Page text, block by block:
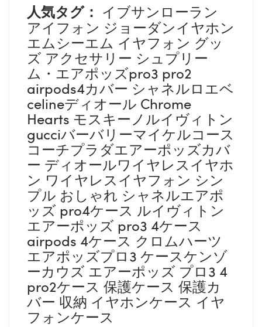
人気タグ： イブサンローラン
アイフォン ジョーダンイヤホン
エムシーエム イヤフォン グッ
ズ アクセサリー シュプリー
ム・エアポッズpro3 pro2
airpods4カバー シャネルロエベ
celineディオール Chrome
Hearts モスキーノルイヴィトン
gucciバーバリーマイケルコース
コーチプラダエアーポッズカバ
ー ディオールワイヤレスイヤホ
ン ワイヤレスイヤフォン シン
プル おしゃれ シャネルエアポ
ッズ pro4ケース ルイヴィトン
エアーポッズ pro3 4ケース
airpods 4ケース クロムハーツ
エアポッズプロ3 ケースケンゾ
ーカウズ エアーポッズ プロ3 4
pro2ケース 保護ケース 保護カ
バー 収納 イヤホンケース イヤ
フォンケース